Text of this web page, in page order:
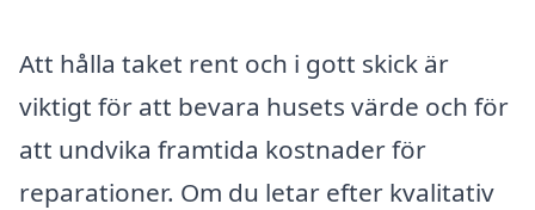
Att hålla taket rent och i gott skick är
viktigt för att bevara husets värde och för
att undvika framtida kostnader för
reparationer. Om du letar efter kvalitativ